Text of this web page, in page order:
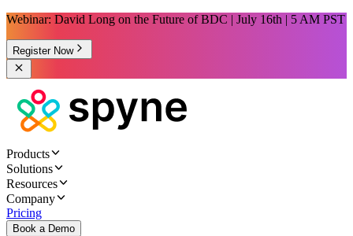
Webinar: David Long on the Future of BDC | July 16th | 5 AM PST
Register Now
Products
Solutions
Resources
Company
Pricing
Book a Demo